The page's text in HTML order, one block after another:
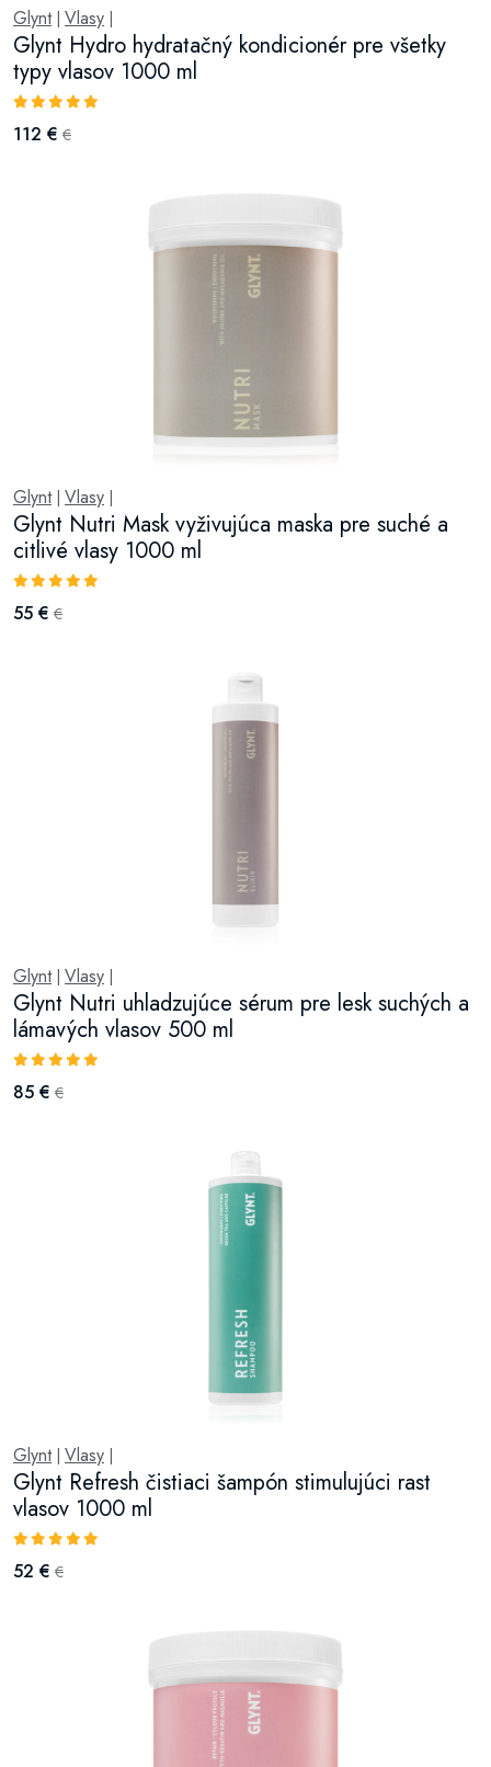
Glynt| Vlasy
Glynt Hydro hydratačný kondicionér pre všetky
typy vlasov 1000 ml
112 € €
Glynt| Vlasy
Glynt Nutri Mask vyživujúca maska pre suché a
citlivé vlasy 1000 ml
55 € €
Glynt| Vlasy
Glynt Nutri uhladzujúce sérum pre lesk suchých a
lámavých vlasov 500 ml
85 € €
Glynt| Vlasy
Glynt Refresh čistiaci šampón stimulujúci rast
vlasov 1000 ml
52 € €